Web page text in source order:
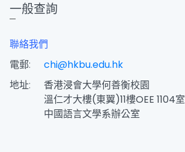
一般查詢
聯絡我們
電郵:
chi@hkbu.edu.hk
地址:
香港浸會大學何善衡校園
溫仁才大樓(東翼)11樓OEE 1104室
中國語言文學系辦公室